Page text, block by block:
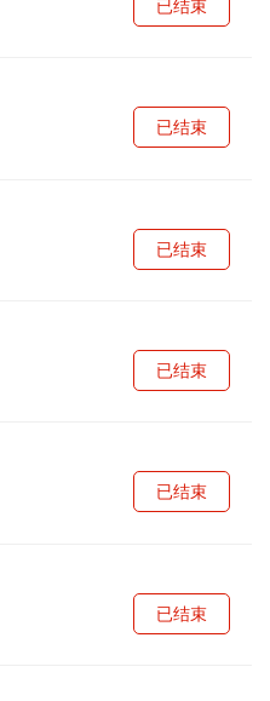
已结束
已结束
已结束
已结束
已结束
已结束